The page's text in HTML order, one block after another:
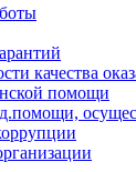
качества
помощи